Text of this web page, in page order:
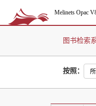
Melinets Opac
图书检索
按照：